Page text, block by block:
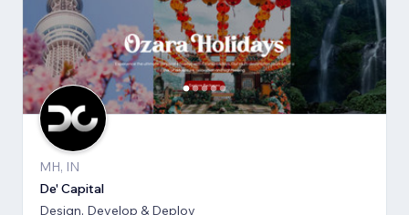
MH, IN
De' Capital
Design, Develop & Deploy